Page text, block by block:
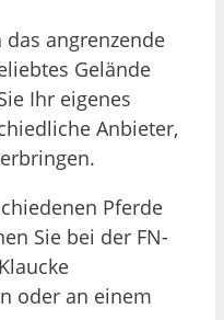
angrenzende
Gelände
Ihr eigenes
Anbieter,
Pferde
Sie bei der FN-
oder an einem